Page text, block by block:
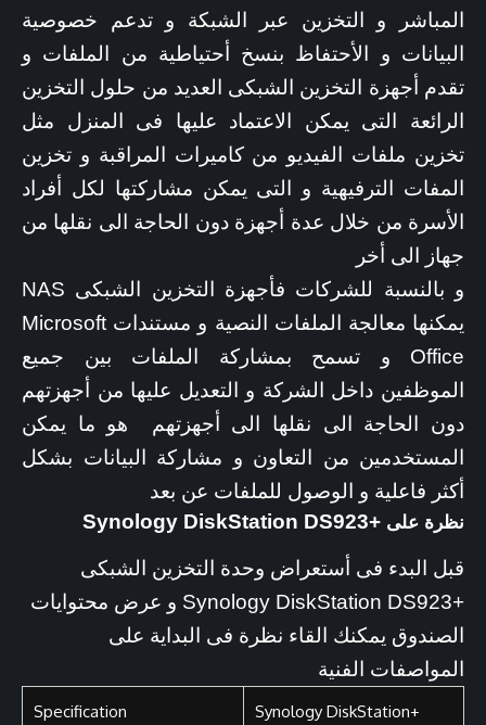
المباشر و التخزين عبر الشبكة و تدعم خصوصية
البيانات و الأحتفاظ بنسخ أحتياطية من الملفات و
تقدم أجهزة التخزين الشبكى العديد من حلول التخزين
الرائعة التى يمكن الاعتماد عليها فى المنزل مثل
تخزين ملفات الفيديو من كاميرات المراقبة و تخزين
المفات الترفيهية و التى يمكن مشاركتها لكل أفراد
الأسرة من خلال عدة أجهزة دون الحاجة الى نقلها من
جهاز الى أخر
و بالنسبة للشركات فأجهزة التخزين الشبكى NAS
يمكنها معالجة الملفات النصية و مستندات Microsoft
Office و تسمح بمشاركة الملفات بين جميع
الموظفين داخل الشركة و التعديل عليها من أجهزتهم
دون الحاجة الى نقلها الى أجهزتهم هو ما يمكن
المستخدمين من التعاون و مشاركة البيانات بشكل
أكثر فاعلية و الوصول للملفات عن بعد
نظرة على +Synology DiskStation DS923
قبل البدء فى أستعراض وحدة التخزين الشبكى
+Synology DiskStation DS923 و عرض محتوايات
الصندوق يمكنك القاء نظرة فى البداية على
المواصفات الفنية
+Synology DiskStation
Specification